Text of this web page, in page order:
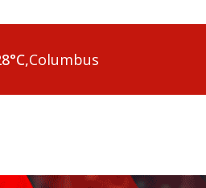
07 Ago 2026 / 14h00 -
Columbus